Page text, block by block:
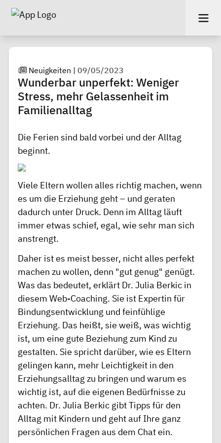
Neuigkeiten |09/05/2023
Wunderbar unperfekt: Weniger
Stress, mehr Gelassenheit im
Familienalltag
Die Ferien sind bald vorbei und der Alltag
beginnt.
Viele Eltern wollen alles richtig machen, wenn
es um die Erziehung geht – und geraten
dadurch unter Druck. Denn im Alltag läuft
immer etwas schief, egal, wie sehr man sich
anstrengt.
Daher ist es meist besser, nicht alles perfekt
machen zu wollen, denn "gut genug" genügt.
Was das bedeutet, erklärt Dr. Julia Berkic in
diesem Web-Coaching. Sie ist Expertin für
Bindungsentwicklung und feinfühlige
Erziehung. Das heißt, sie weiß, was wichtig
ist, um eine gute Beziehung zum Kind zu
gestalten. Sie spricht darüber, wie es Eltern
gelingen kann, mehr Leichtigkeit in den
Erziehungsalltag zu bringen und warum es
wichtig ist, auf die eigenen Bedürfnisse zu
achten. Dr. Julia Berkic gibt Tipps für den
Alltag mit Kindern und geht auf Ihre ganz
persönlichen Fragen aus dem Chat ein.